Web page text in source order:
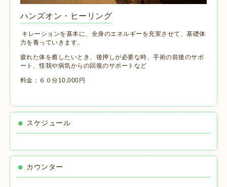
ハンズオン・ヒーリング
キレーションを基本に、全身のエネルギーを充実させて、基礎体
力を養っていきます。
疲れた体を癒したいとき、後押しが必要な時、手術の前後のサポ
ート、怪我や病気からの回復のサポートなど
料金：６０分10,000円
スケジュール
カウンター